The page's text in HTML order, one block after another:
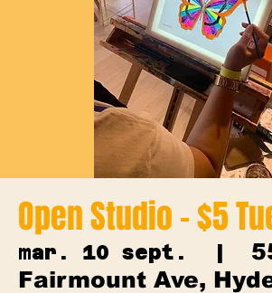
Open Studio - $5
mar. 10 sept.
  |
Fairmount Ave,